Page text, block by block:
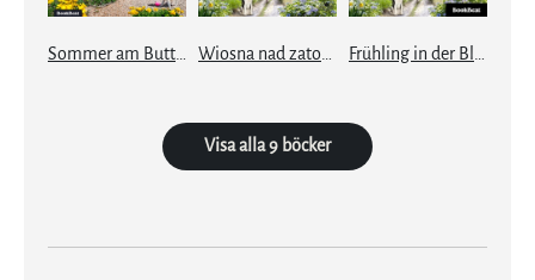
Sommer am Buttercup Beach Wiosna nad zatoką Blueberry Frühling in der Blueberry Bay
Visa alla 9 böcker